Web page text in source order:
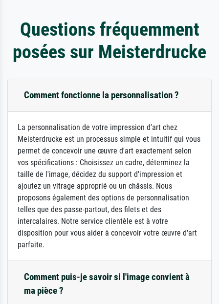
Questions fréquemment
posées sur Meisterdrucke
Comment fonctionne la personnalisation ?
La personnalisation de votre impression d'art chez
Meisterdrucke est un processus simple et intuitif qui vous
permet de concevoir une œuvre d'art exactement selon
vos spécifications : Choisissez un cadre, déterminez la
taille de l'image, décidez du support d'impression et
ajoutez un vitrage approprié ou un châssis. Nous
proposons également des options de personnalisation
telles que des passe-partout, des filets et des
intercalaires. Notre service clientèle est à votre
disposition pour vous aider à concevoir votre œuvre d'art
parfaite.
Comment puis-je savoir si l'image convient à
ma pièce ?